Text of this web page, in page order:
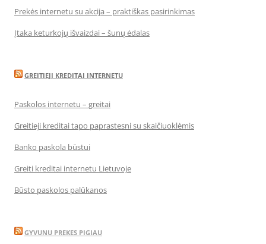
Prekės internetu su akcija – praktiškas pasirinkimas
Įtaka keturkojų išvaizdai – šunų ėdalas
GREITIEJI KREDITAI INTERNETU
Paskolos internetu – greitai
Greitieji kreditai tapo paprastesni su skaičiuoklėmis
Banko paskola būstui
Greiti kreditai internetu Lietuvoje
Būsto paskolos palūkanos
GYVUNU PREKES PIGIAU